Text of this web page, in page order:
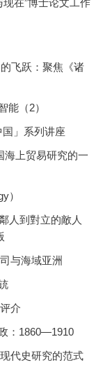
在”博士论文工作
飞跃：聚焦《诸
能（2）
」系列讲座
上贸易研究的一
）
人到對立的敵人
与海域亚洲
介
：1860—1910
代史研究的范式